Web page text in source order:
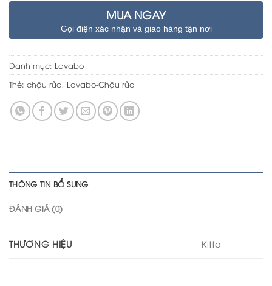
MUA NGAY
Gọi điện xác nhận và giao hàng tận nơi
Danh mục: Lavabo
Thẻ: chậu rửa, Lavabo-Chậu rửa
THÔNG TIN BỔ SUNG
ĐÁNH GIÁ (0)
THƯƠNG HIỆU Kitto